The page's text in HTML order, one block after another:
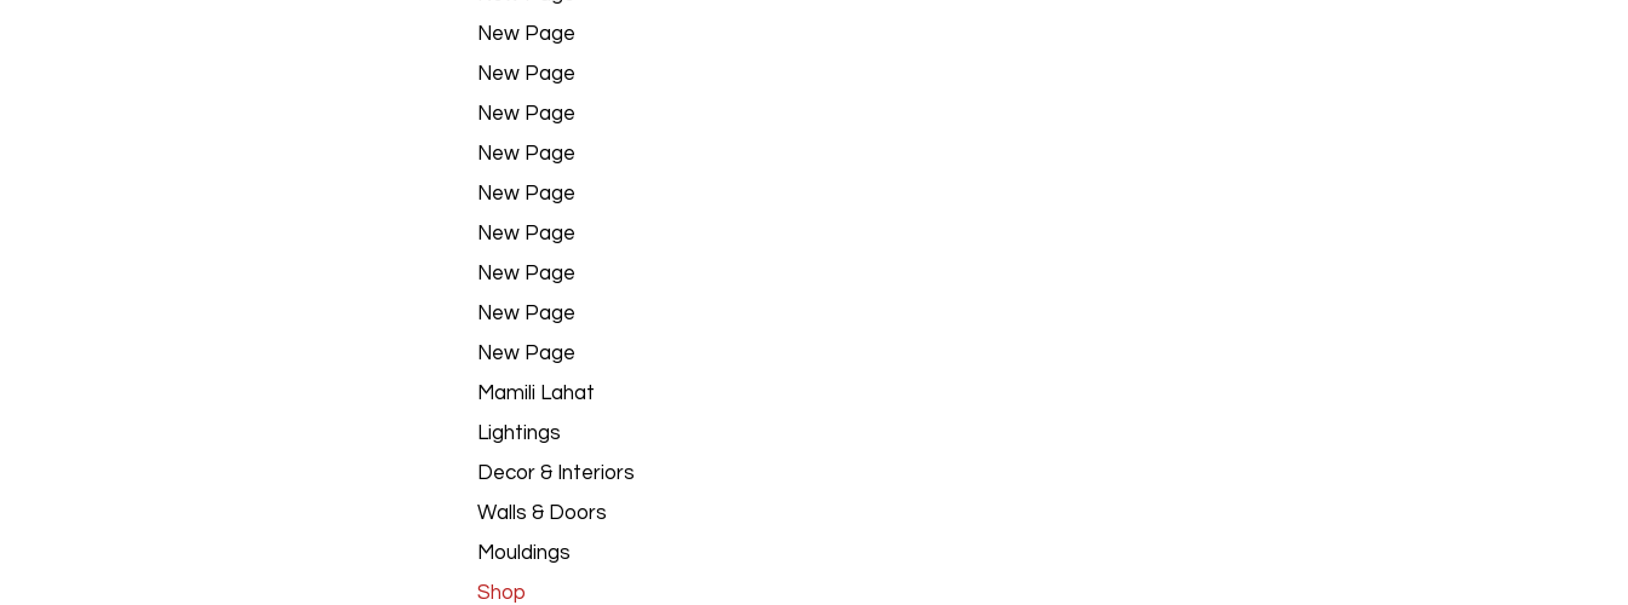
New Page
New Page
New Page
New Page
New Page
New Page
New Page
New Page
New Page
Mamili Lahat
Lightings
Decor & Interiors
Walls & Doors
Mouldings
Shop